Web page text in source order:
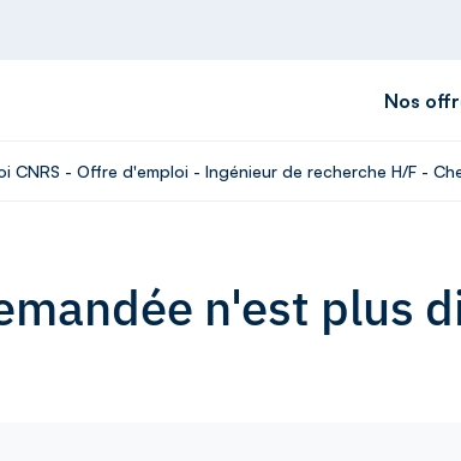
Nos
CNRS - Offre d'emploi - Ingénieur de recherche H/F -
n'est plus